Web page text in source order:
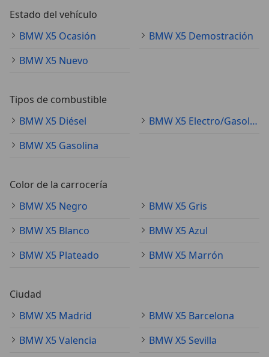
Estado del vehículo
BMW X5 Ocasión
BMW X5 Demostración
BMW X5 Nuevo
Tipos de combustible
BMW X5 Diésel
BMW X5 Electro/Gasolina
BMW X5 Gasolina
Color de la carrocería
BMW X5 Negro
BMW X5 Gris
BMW X5 Blanco
BMW X5 Azul
BMW X5 Plateado
BMW X5 Marrón
Ciudad
BMW X5 Madrid
BMW X5 Barcelona
BMW X5 Valencia
BMW X5 Sevilla